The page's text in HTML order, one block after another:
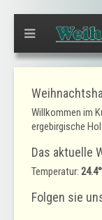
Willkommen im
ergebirgische
Das aktuelle
Temperatur:
Folgen sie